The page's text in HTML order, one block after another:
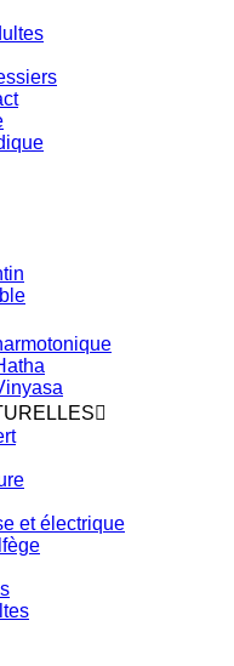
et électrique